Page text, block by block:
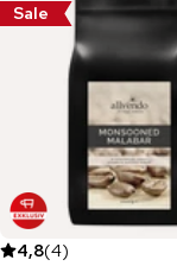
Sale
4,8(4)